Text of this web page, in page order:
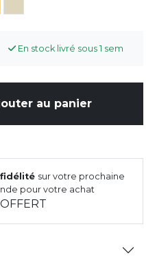
En stock livré sous 1 sem
au panier
sur votre prochaine
pour votre achat
OFFERT